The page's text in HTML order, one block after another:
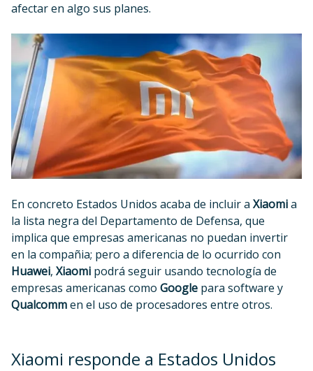
afectar en algo sus planes.
En concreto Estados Unidos acaba de incluir a Xiaomia
la lista negra del Departamento de Defensa, que
implica que empresas americanas no puedan invertir
en la compañia; pero a diferencia de lo ocurrido con
Huawei, Xiaomi podrá seguir usando tecnología de
empresas americanas como Google para software y
Qualcommen el uso de procesadores entre otros.
Xiaomi responde a Estados Unidos